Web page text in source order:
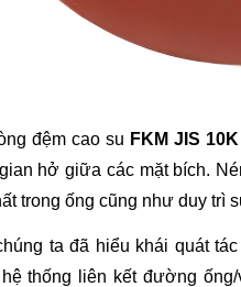
đệm cao su FKM JIS 10K
hở giữa các mặt bích.
trong ống cũng như duy trì
ta đã hiểu khái quát
thống liên kết đường